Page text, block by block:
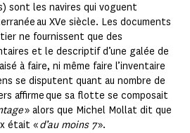
sont les navires qui voguent
au XVe siècle. Les documents
ne fournissent que des
et le descriptif d’une galée de
à faire, ni même faire l’inventaire
se disputent quant au nombre de
affirme que sa flotte se composait
» alors que Michel Mollat dit que
était «d’au moins 7».